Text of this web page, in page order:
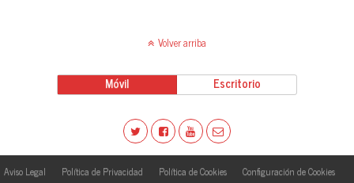
Volver arriba
Móvil Escritorio
Aviso Legal Política de Privacidad Política de Cookies Configuración de Cookies